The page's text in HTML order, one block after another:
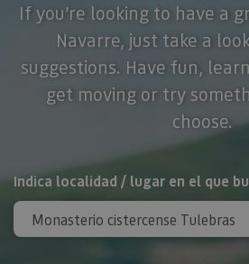
If you’re looking to have a
Navarre, just take a
suggestions. Have fun,
get moving or try
choose.
Search
Indica localidad / lugar en el que